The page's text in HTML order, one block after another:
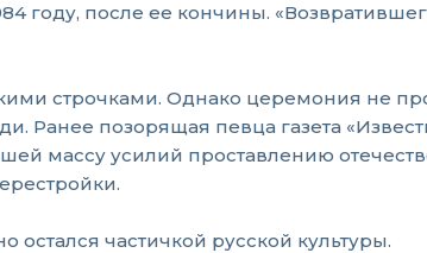
году, после ее кончины.
строчками. Однако церемония не
Ранее позорящая певца газета
массу усилий проставлению
частичкой русской культуры.